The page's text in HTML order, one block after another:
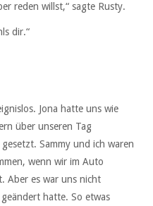
reden willst,“ sagte Rusty.
dir.“
Jona hatte uns wie
über unseren Tag
Sammy und ich waren
wenn wir im Auto
Aber es war uns nicht
hatte. So etwas